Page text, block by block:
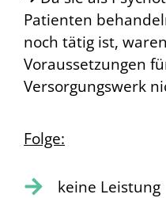
Patienten
noch tätig ist,
Voraussetzungen
Versorgungswerk
Folge:
keine Leistung